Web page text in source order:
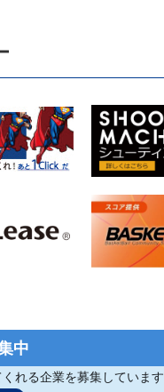
中
れる企業を募集しています